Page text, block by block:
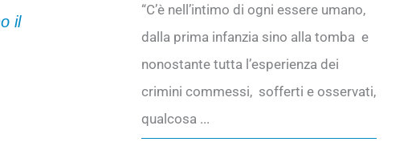
il
“C’è nell’intimo di ogni essere umano,
dalla prima infanzia sino alla tomba e
nonostante tutta l’esperienza dei
crimini commessi, sofferti e osservati,
qualcosa ...